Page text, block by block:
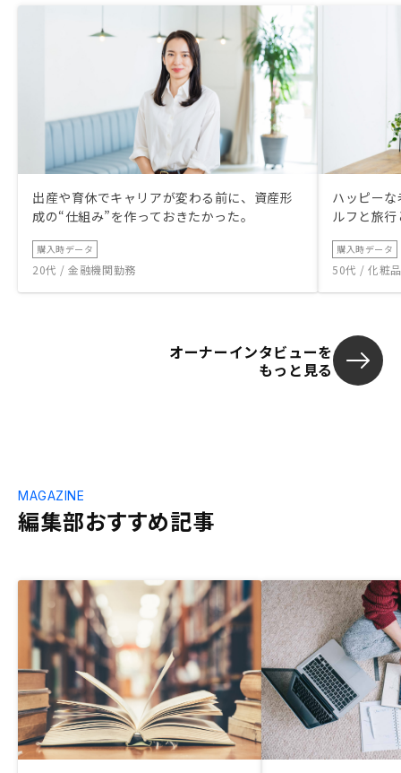
出産や育休でキャリアが変わる前に、資産形
成の“仕組み”を作っておきたかった。
購入時データ
20代 / 金融機関勤務
ハッピー
ルフと旅
購入時データ
50代 / 化粧
オーナーインタビューを
もっと見る
編集部おすすめ記事
MAGAZINE